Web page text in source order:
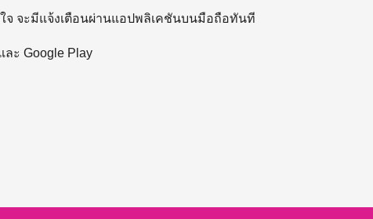
จ จะมีแจ้งเตือนผ่านแอปพลิเคชันบนมือถือทันที
ะ Google Play